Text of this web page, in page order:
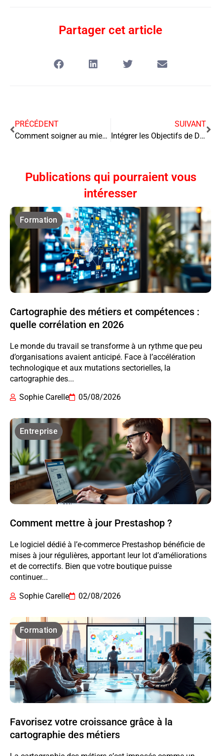
Partager cet article
PRÉCÉDENT
Comment soigner au mieux votre communication
SUIVANT
Intégrer les Objectifs de Développement Durable dans la Stratégie d’Entreprise : un enjeu majeur pour demain
Publications qui pourraient vous
intéresser
Formation
Cartographie des métiers et compétences :
quelle corrélation en 2026
Le monde du travail se transforme à un rythme que peu
d’organisations avaient anticipé. Face à l’accélération
technologique et aux mutations sectorielles, la
cartographie des...
Sophie Carelle
05/08/2026
Entreprise
Comment mettre à jour Prestashop ?
Le logiciel dédié à l’e-commerce Prestashop bénéficie de
mises à jour régulières, apportant leur lot d’améliorations
et de correctifs. Bien que votre boutique puisse
continuer...
Sophie Carelle
02/08/2026
Formation
Favorisez votre croissance grâce à la
cartographie des métiers